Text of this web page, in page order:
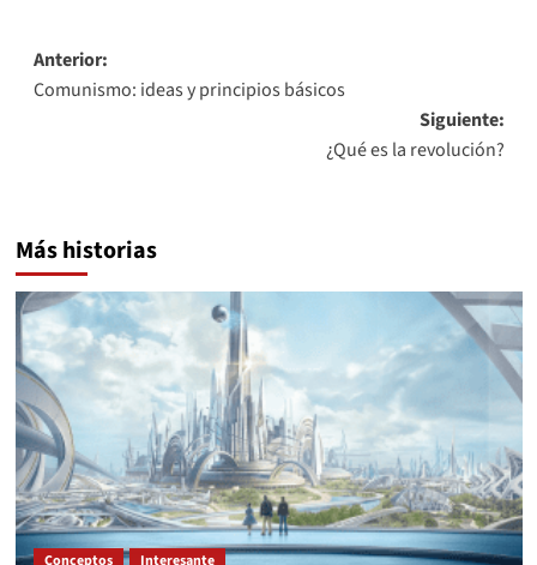
Navegación
de
Anterior:
Comunismo: ideas y principios básicos
Siguiente:
¿Qué es la revolución?
Más historias
Conceptos Interesante